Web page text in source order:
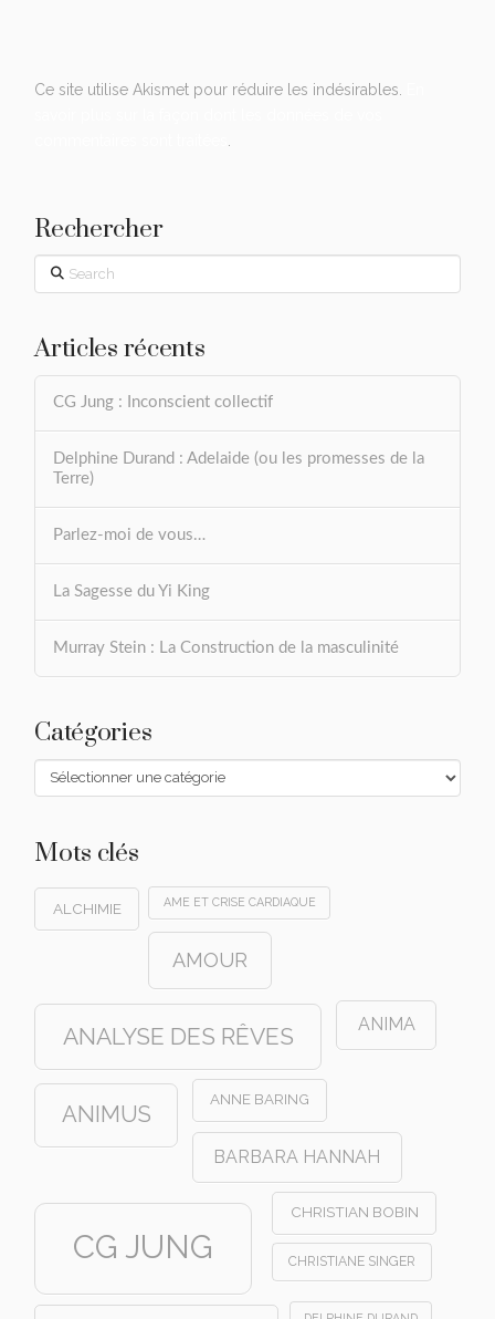
Ce site utilise Akismet pour réduire les indésirables.
Rechercher
Search
Articles récents
CG Jung : Inconscient collectif
Delphine Durand : Adelaide (ou les promesses de la
Terre)
Parlez-moi de vous…
La Sagesse du Yi King
Murray Stein : La Construction de la masculinité
Catégories
Catégories
Mots clés
ALCHIMIE AME ET CRISE CARDIAQUE
AMOUR
ANALYSE DES RÊVES ANIMA
ANIMUS
ANNE BARING
BARBARA HANNAH
CG JUNG
CHRISTIAN BOBIN
CHRISTIANE SINGER